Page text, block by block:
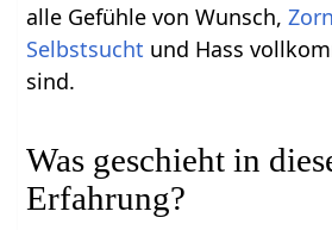
alle Gefühle von Wunsch,Zorn
Selbstsucht und Hass
sind.
Was geschieht in
Erfahrung?